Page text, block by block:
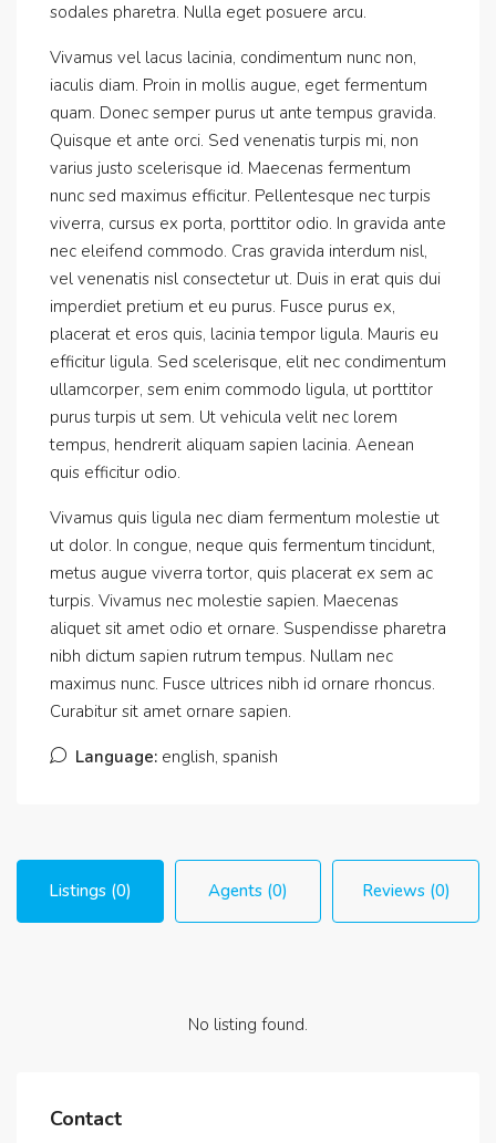
sodales pharetra. Nulla eget posuere arcu.
Vivamus vel lacus lacinia, condimentum nunc non,
iaculis diam. Proin in mollis augue, eget fermentum
quam. Donec semper purus ut ante tempus gravida.
Quisque et ante orci. Sed venenatis turpis mi, non
varius justo scelerisque id. Maecenas fermentum
nunc sed maximus efficitur. Pellentesque nec turpis
viverra, cursus ex porta, porttitor odio. In gravida ante
nec eleifend commodo. Cras gravida interdum nisl,
vel venenatis nisl consectetur ut. Duis in erat quis dui
imperdiet pretium et eu purus. Fusce purus ex,
placerat et eros quis, lacinia tempor ligula. Mauris eu
efficitur ligula. Sed scelerisque, elit nec condimentum
ullamcorper, sem enim commodo ligula, ut porttitor
purus turpis ut sem. Ut vehicula velit nec lorem
tempus, hendrerit aliquam sapien lacinia. Aenean
quis efficitur odio.
Vivamus quis ligula nec diam fermentum molestie ut
ut dolor. In congue, neque quis fermentum tincidunt,
metus augue viverra tortor, quis placerat ex sem ac
turpis. Vivamus nec molestie sapien. Maecenas
aliquet sit amet odio et ornare. Suspendisse pharetra
nibh dictum sapien rutrum tempus. Nullam nec
maximus nunc. Fusce ultrices nibh id ornare rhoncus.
Curabitur sit amet ornare sapien.
Language: english, spanish
Listings (0) Agents (0) Reviews (0)
No listing found.
Contact